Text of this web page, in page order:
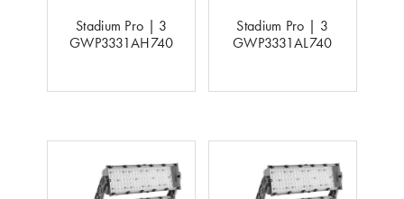
Stadium Pro | 3
GWP3331AH740
Stadium Pro | 3
GWP3331AL740